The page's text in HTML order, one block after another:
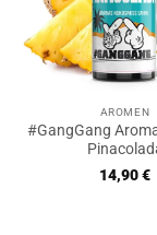
AROMEN
#GangGang
14,90€